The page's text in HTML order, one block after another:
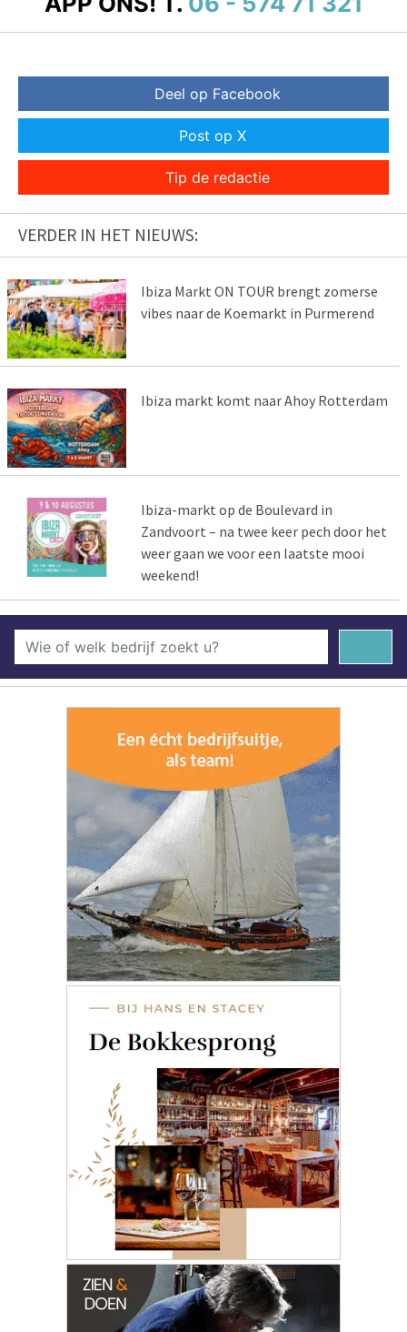
Deel op Facebook
Post op X
Tip de redactie
VERDER IN HET NIEUWS:
Ibiza Markt ON TOUR brengt zomerse
vibes naar de Koemarkt in Purmerend
Ibiza markt komt naar Ahoy Rotterdam
Ibiza-markt op de Boulevard in
Zandvoort – na twee keer pech door het
weer gaan we voor een laatste mooi
weekend!